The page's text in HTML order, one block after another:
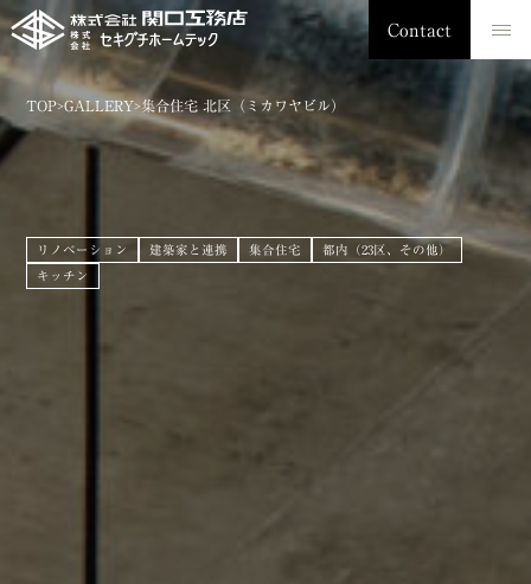
Contact
TOP>GALLERY> 集合住宅 北区（ミカワヤビル）
リノベーション 建築家と連携 集合住宅 都内（23区、その他）
キッチン